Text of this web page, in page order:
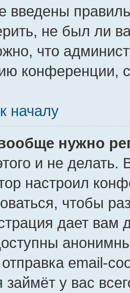
введены
не был ли
что
конференции,
началу
нужно
и не делать.
настроил
чтобы
дает вам
email-
займёт у вас